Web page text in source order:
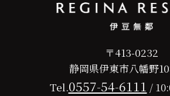
〒413-0232
静岡県伊東市八幡野
Tel.0557-54-6111 /